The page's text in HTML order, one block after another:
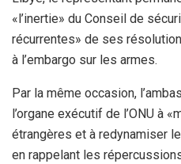
«l’inertie» du Conseil de
récurrentes» de ses
à l’embargo sur les armes.
Par la même occasion,
l’organe exécutif de l’ONU à
étrangères et à redynamiser
en rappelant les